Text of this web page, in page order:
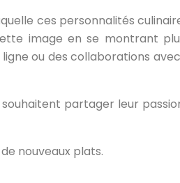
ces personnalités
image en se montrant
ou des collaborations
partager leur
nouveaux plats.